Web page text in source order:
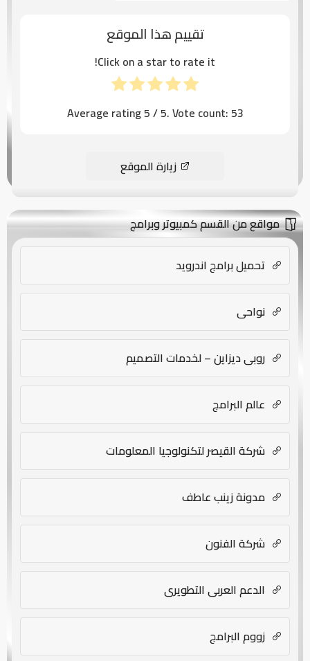
تقييم هذا الموقع
Click on a star to rate it!
Average rating5/ 5. Vote count:53
زيارة الموقع
مواقع من القسم كمبيوتر وبرامج
تحميل برامج اندرويد
نواحي
روبي ديزاين – لخدمات التصميم
عالم البرامج
شركة القيصر لتكنولوجيا المعلومات
مدونة زينب عاطف
شركة الفنون
الدعم العربي التطويري
زووم البرامج